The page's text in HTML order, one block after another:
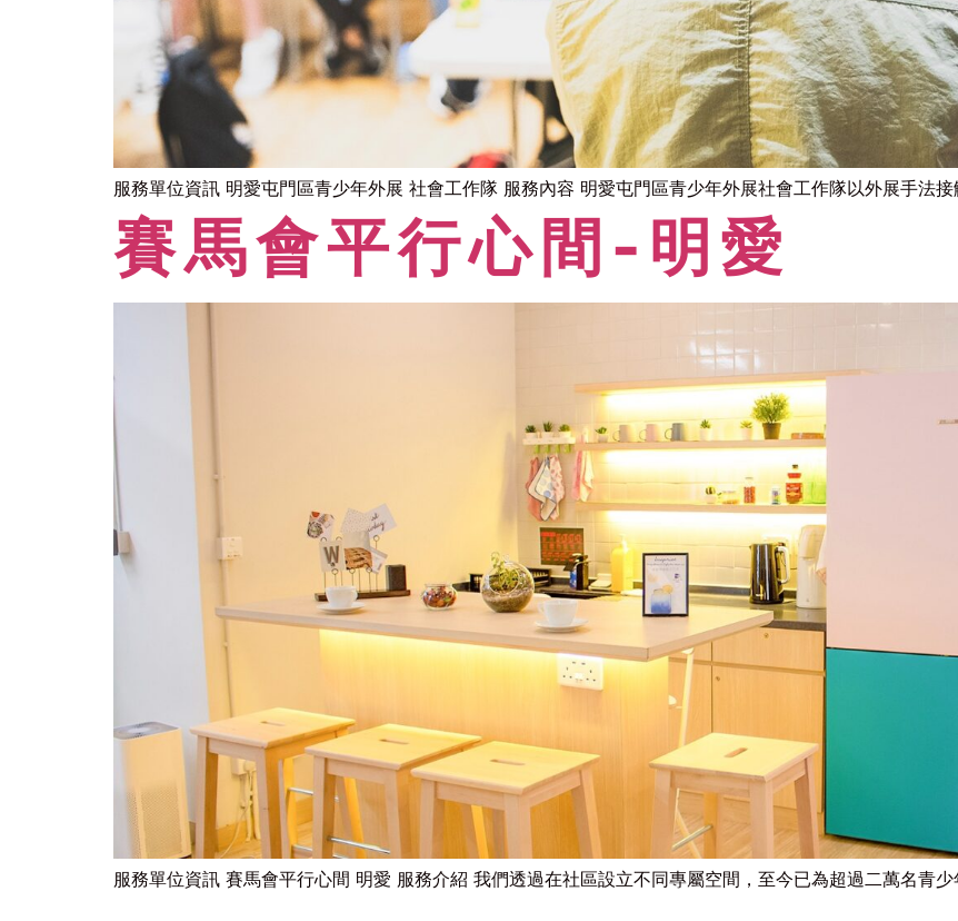
服務單位資訊 明愛屯門區青少年外展 社會工作隊 服務內容 明愛屯門區青少年外展社會工作隊以外展手法
賽馬會平行心間-明愛
服務單位資訊 賽馬會平行心間 明愛 服務介紹 我們透過在社區設立不同專屬空間，至今已為超過二萬名青